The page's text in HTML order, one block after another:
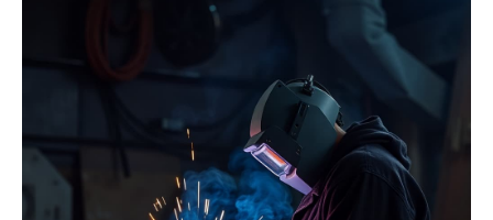
Winter Arbeitskleidung
Essentials